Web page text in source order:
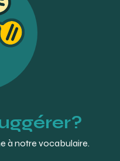
à notre vocabulaire.